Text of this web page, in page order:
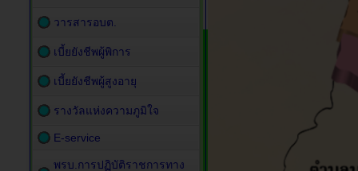
วารสารอบต.
เบี้ยยังชีพผู้พิการ
เบี้ยยังชีพผู้สูงอายุ
รางวัลแห่งความภูมิใจ
E-service
พรบ.การปฏิบัติราชการทาง